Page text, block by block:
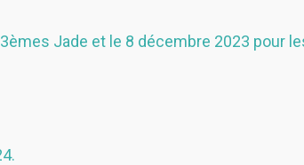
Jade et le 8 décembre 2023 pour